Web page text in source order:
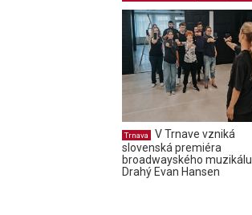
Trnava
V Trnave vzniká
slovenská premiéra
broadwayského muzikálu
Drahý Evan Hansen